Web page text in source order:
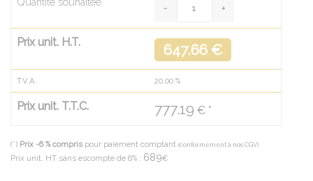
Prix unit. H.T. 647.66 €
T.V.A. 20.00 %
Prix unit. T.T.C. 777.19 € *
(*) Prix -6 % compris pour paiement comptant (conformément à nos CGV)
Prix unit. HT sans escompte de 6% : 689€